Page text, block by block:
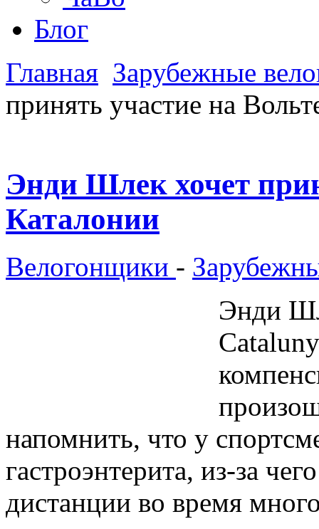
Блог
Главная Зарубежные
принять участие на
Энди Шлек хочет
Каталонии
Велогонщики -
Энди
напомнить, что у
гастроэнтерита, из-за
дистанции во время